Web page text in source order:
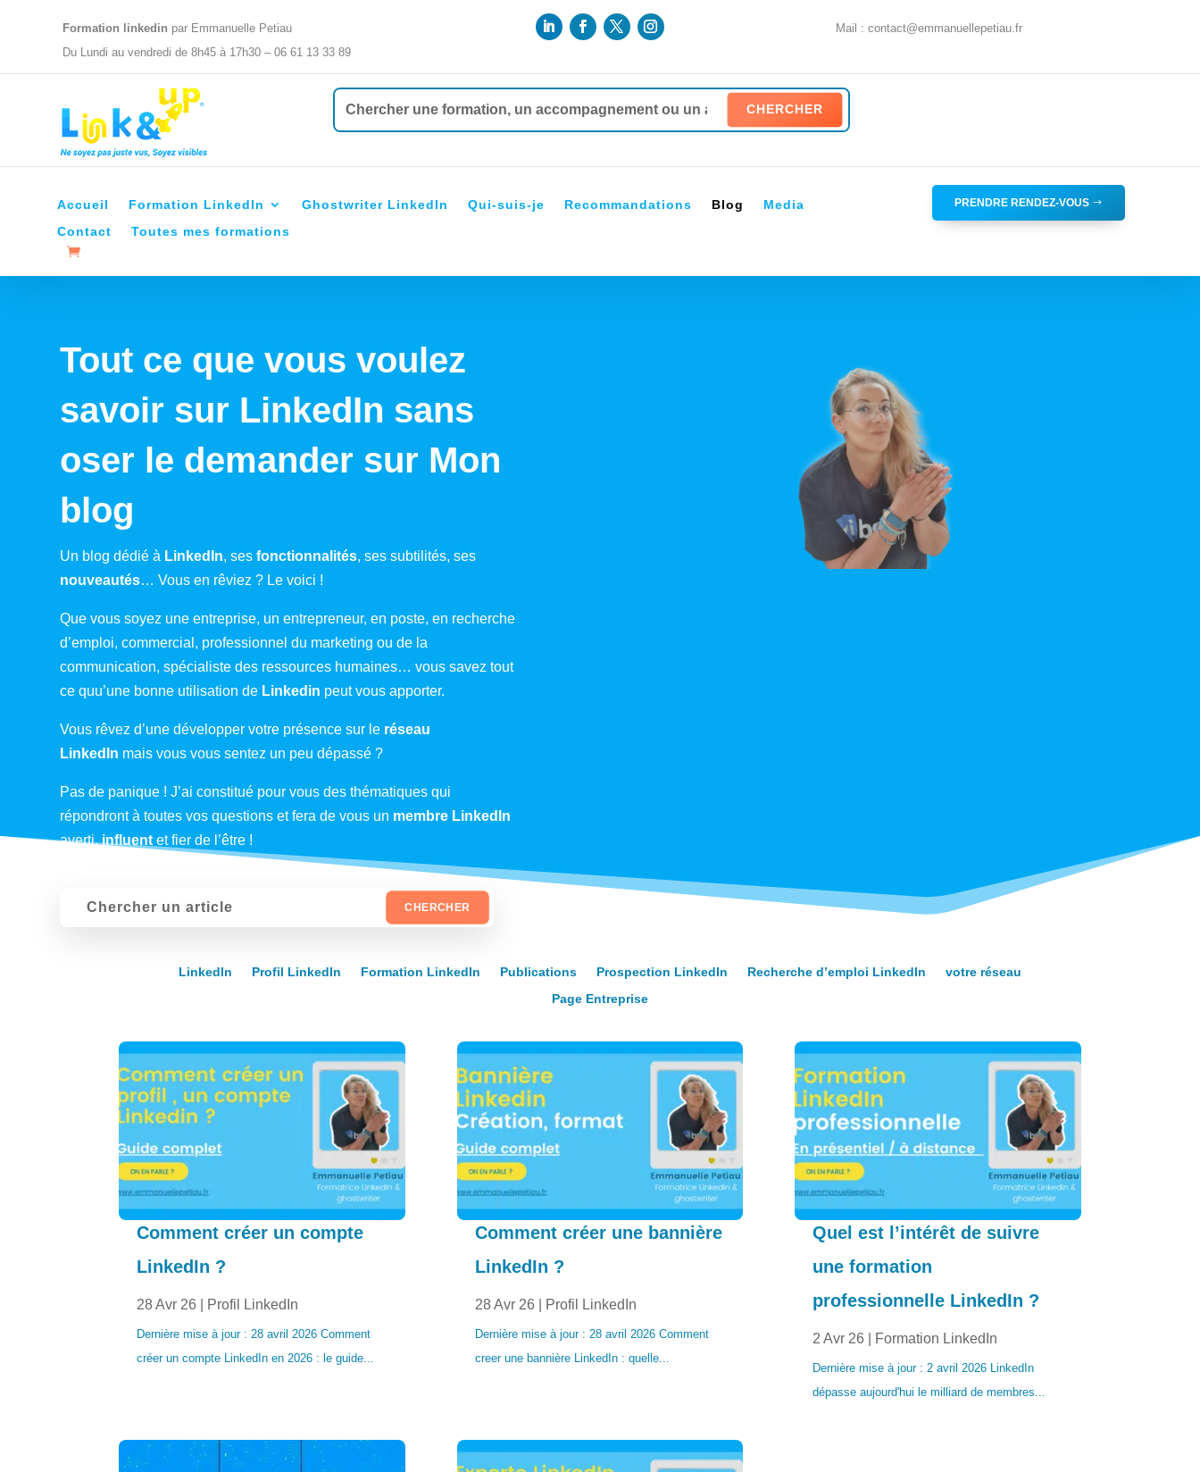
Formation linkedin par Emmanuelle Petiau
Du Lundi au vendredi de 8h45 à 17h30 – 06 61 13 33 89
Mail : contact@emmanuellepetiau.fr
Accueil Formation LinkedIn Ghostwriter LinkedIn Qui-suis-je Recommandations Blog
Media
Contact
Toutes mes formations
PRENDRE RENDEZ-VOUS
Tout ce que vous voulez
savoir sur LinkedIn sans
oser le demander sur Mon
blog
Un blog dédié à LinkedIn, sesfonctionnalités, ses subtilités, ses
nouveautés… Vous en rêviez ? Le voici !
Que vous soyez une entreprise, un entrepreneur, en poste, en recherche
d’emploi, commercial, professionnel du marketing ou de la
communication, spécialiste des ressources humaines… vous savez tout
ce quu’une bonne utilisation de Linkedin peut vous apporter.
Vous rêvez d’une développer votre présence sur le réseau
LinkedIn mais vous vous sentez un peu dépassé ?
Pas de panique ! J’ai constitué pour vous des thématiques qui
répondront à toutes vos questions et fera de vous un membre LinkedIn
averti,influent et fier de l’être !
LinkedIn Profil LinkedIn Formation LinkedIn Publications Prospection LinkedIn Recherche d’emploi LinkedIn
votre réseau
Page Entreprise
Comment créer un compte
LinkedIn ?
28 Avr 26 Profil LinkedIn
Dernière mise à jour : 28 avril 2026 Comment
créer un compte LinkedIn en 2026 : le guide...
Comment créer une bannière
LinkedIn ?
28 Avr 26 Profil LinkedIn
Dernière mise à jour : 28 avril 2026 Comment
creer une bannière LinkedIn : quelle...
Quel est l’intérêt de suivre
une formation
professionnelle LinkedIn ?
2 Avr 26 Formation LinkedIn
Dernière mise à jour : 2 avril 2026 LinkedIn
dépasse aujourd'hui le milliard de membres...